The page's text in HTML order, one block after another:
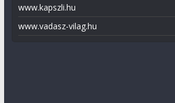
www.kapszli.hu
www.vadasz-vilag.hu